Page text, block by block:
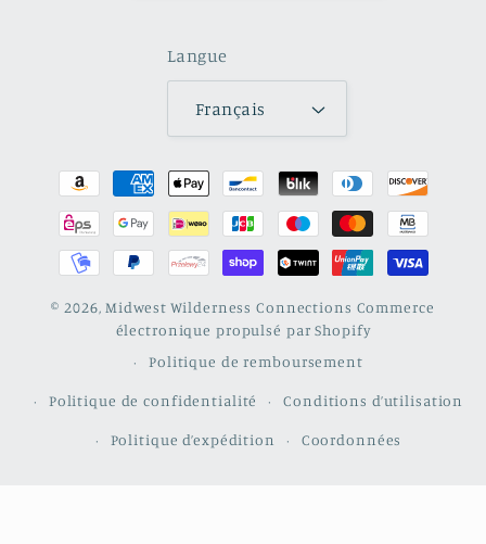
Langue
Français
Moyens
paiement
© 2026,Midwest Wilderness Connections Commerce
électronique propulsé par Shopify
Politique de remboursement
Politique de confidentialité Conditions d’utilisation
Politique d’expédition Coordonnées